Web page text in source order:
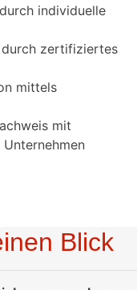
individuelle
durch zertifiziertes
mittels
mit
Blick